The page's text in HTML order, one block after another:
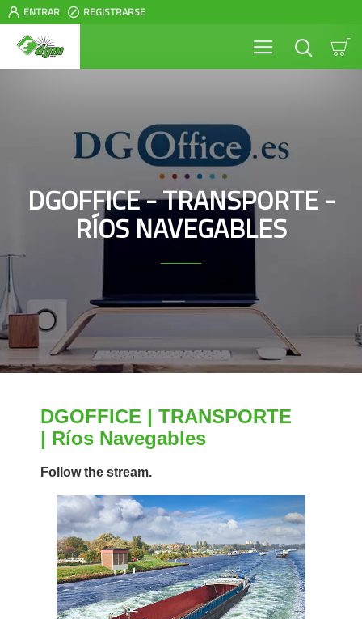
ENTRAR REGISTRARSE
DGOFFICE - TRANSPORTE -
RÍOS NAVEGABLES
DGOFFICE | TRANSPORTE
| Ríos Navegables
Follow the stream.